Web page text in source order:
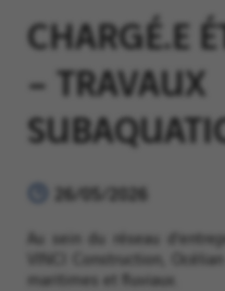
CHARGÉ.E
– TRAVAUX
26/05/2026
Au sein du réseau
VINCI Construction,
maritimes et fluviaux.